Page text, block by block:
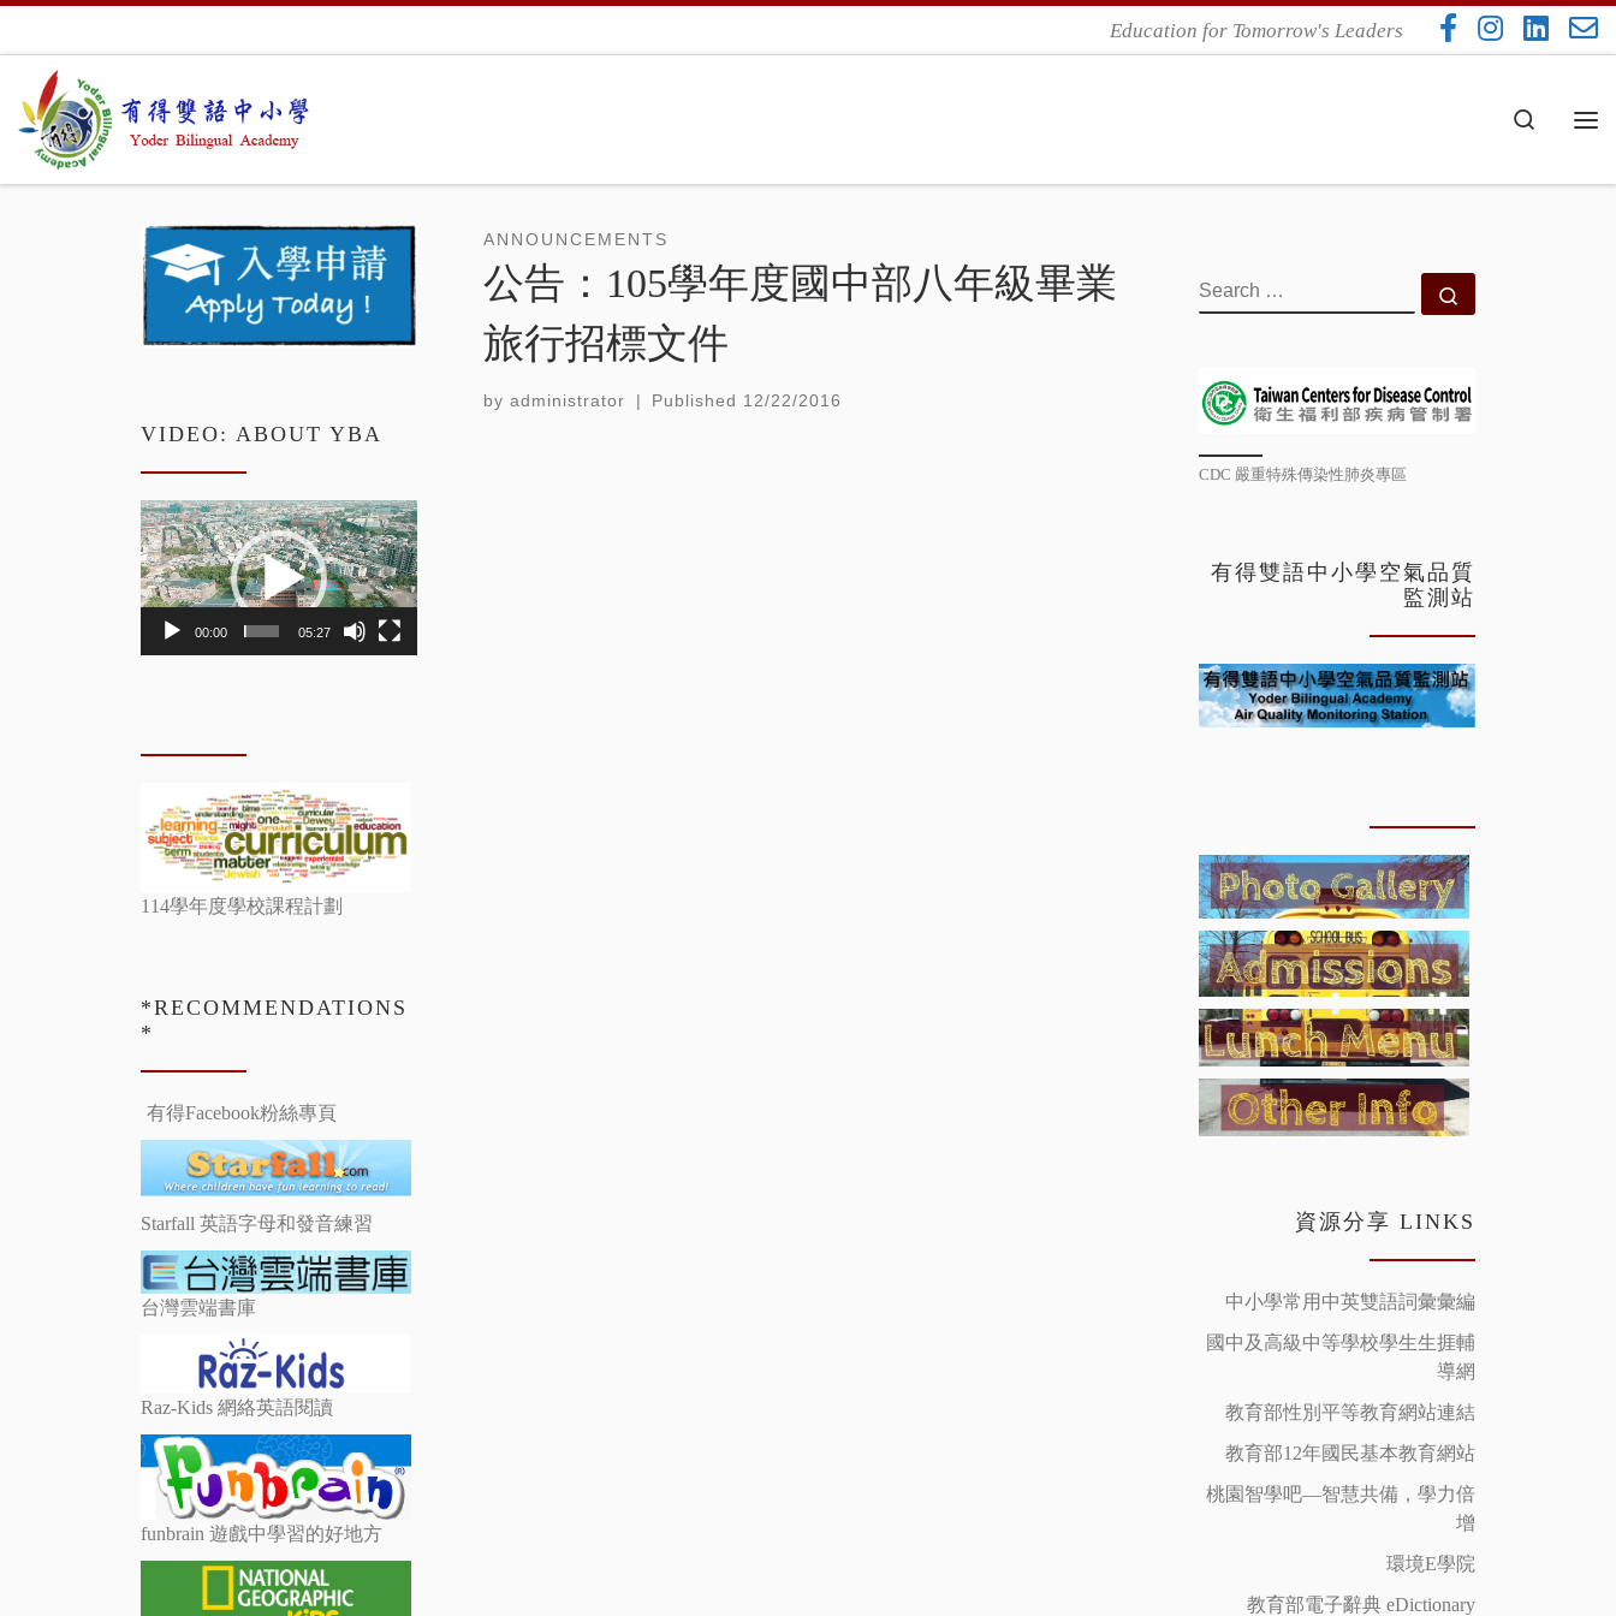
Education for Tomorrow's Leaders
Search
ANNOUNCEMENTS
公告：105學年度國中部八年級畢業
旅行招標文件
by administrator | Published 12/22/2016
VIDEO: ABOUT YBA
Video
Player
00:00 05:27
114學年度學校課程計劃
*RECOMMENDATIONS
*
有得Facebook粉絲專頁
Starfall 英語字母和發音練習
台灣雲端書庫
Raz-Kids 網絡英語閱讀
funbrain 遊戲中學習的好地方
SEARCH
CDC 嚴重特殊傳染性肺炎專區
有得雙語中小學空氣品質
監測站
資源分享 LINKS
中小學常用中英雙語詞彙彙編
國中及高級中等學校學生生捱輔
導網
教育部性別平等教育網站連結
教育部12年國民基本教育網站
桃園智學吧—智慧共備，學力倍
增
環境E學院
教育部電子辭典 eDictionary